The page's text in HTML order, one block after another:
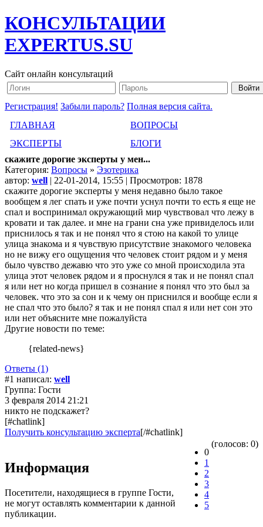
КОНСУЛЬТАЦИИ
EXPERTUS.SU
Сайт онлайн консультаций
Регистрация! Забыли пароль? Полная версия сайта.
ГЛАВНАЯ
ВОПРОСЫ
ЭКСПЕРТЫ
БЛОГИ
скажите дорогие эксперты у мен...
Категория: Вопросы » Эзотерика
автор: well | 22-01-2014, 15:55 | Просмотров: 1878
скажите дорогие эксперты у меня недавно было такое
вообщем я лег спать и уже почти уснул почти то есть я еще не
спал и воспринимал окружающий мир чувствовал что лежу в
кровати и так далее. и мне на грани сна уже привиделось или
приснилось я так и не понял что я стою на какой то улице
улица знакома и я чувствую присутствие знакомого человека
но не вижу его ощущения что человек стоит рядом и у меня
было чувство дежавю что это уже со мной происходила эта
улица этот человек рядом и я проснулся я так и не понял спал
я или нет но когда пришел в сознание я понял что это был за
человек. что это за сон и к чему он приснился и вообще если я
не спал что это было? я так и не понял спал я или нет сон это
или нет объясните мне пожалуйста
Другие новости по теме:
{related-news}
Ответы (1)
#1 написал: well
Группа: Гости
3 февраля 2014 21:21
никто не подскажет?
[#chatlink]
Получить консультацию эксперта[/#chatlink]
0
1
2
3
4
5
(голосов: 0)
Информация
Посетители, находящиеся в группе Гости,
не могут оставлять комментарии к данной
публикации.